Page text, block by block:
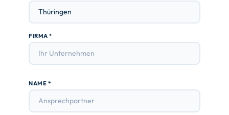
FIRMA *
NAME *